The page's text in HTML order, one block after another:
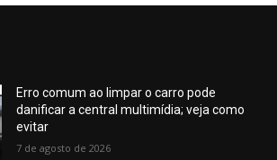
Erro comum ao limpar o carro pode
danificar a central multimídia; veja como
evitar
7 de agosto de 2026